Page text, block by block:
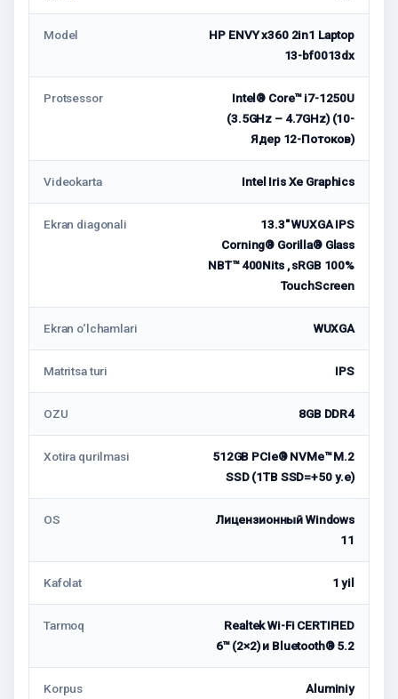
Model
HP ENVY x360 2in1 Laptop
13-bf0013dx
Protsessor
Intel® Core™ i7-1250U
(3.5GHz – 4.7GHz) (10-
Ядeр 12-Потоков)
Videokarta Intel Iris Xe Graphics
Ekran diagonali
13.3" WUXGA IPS
Corning® Gorilla® Glass
NBT™ 400Nits , sRGB 100%
TouchScreen
Ekran o‘lchamlari WUXGA
Matritsa turi IPS
OZU 8GB DDR4
Xotira qurilmasi
512GB PCIe® NVMe™ M.2
SSD (1TB SSD=+50 у.е)
OS
Лицензионный Windows
11
Kafolat 1 yil
Tarmoq
Realtek Wi-Fi CERTIFIED
6™ (2×2) и Bluetooth® 5.2
Korpus Aluminiy